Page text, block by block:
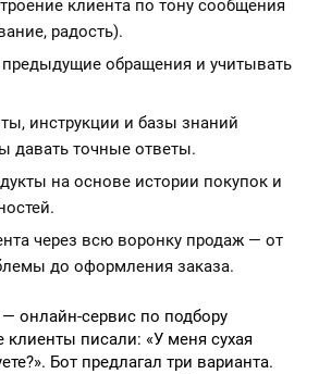
клиента по тону сообщения
радость).
обращения и учитывать
инструкции и базы знаний
давать точные ответы.
на основе истории покупок и
через всю воронку продаж — от
до оформления заказа.
онлайн-сервис по подбору
писали: «У меня сухая
Бот предлагал три варианта.